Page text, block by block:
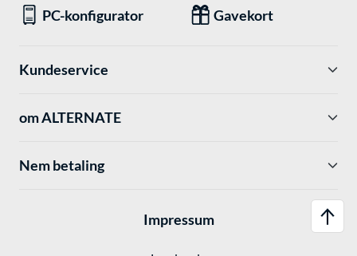
PC-konfigurator
Gavekort
Kundeservice
om ALTERNATE
Nem betaling
Impressum